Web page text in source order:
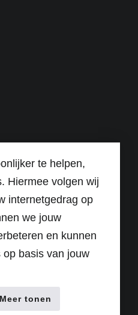
te helpen,
Hiermee volgen wij
internetgedrag op
we jouw
en kunnen
basis van jouw
Meer tonen
facebook page: https://
van